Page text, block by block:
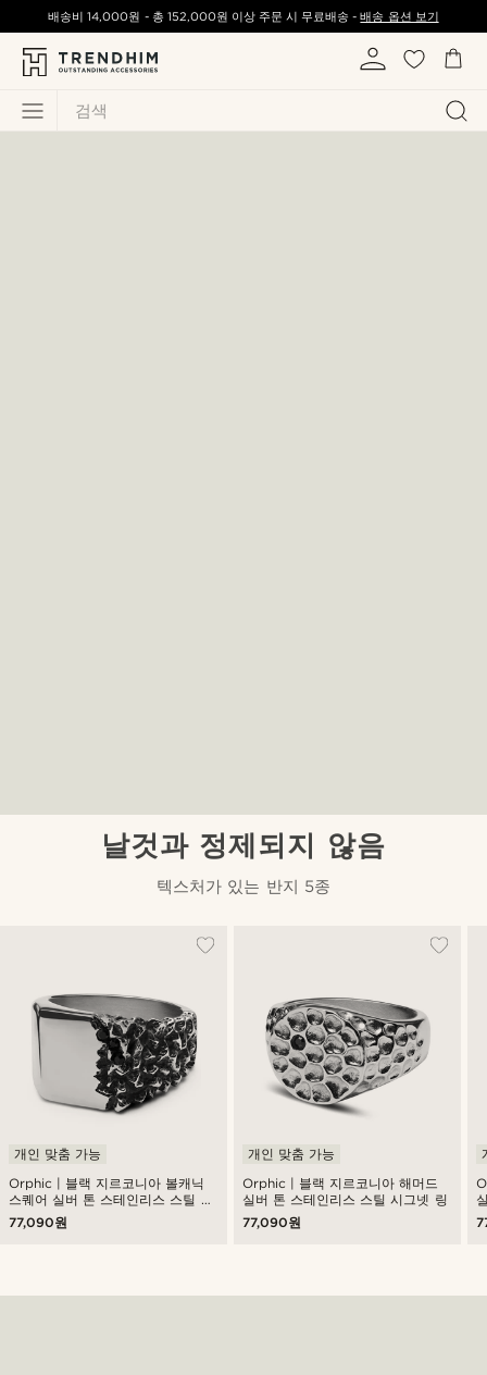
검색
배송비14,000원 - 총 152,000원 이상 주문 시 무료배송 -배송 옵션 보기
날것과 정제되지 않음
텍스처가 있는 반지 5종
Orphic | 블랙 지르코니아 볼캐닉
스퀘어 실버 톤 스테인리스 스틸 시
그넷 링
개인 맞춤 가능
77,090원
Orphic | 블랙 지르코니아 해머드
실버 톤 스테인리스 스틸 시그넷 링
개인 맞춤 가능
77,090원